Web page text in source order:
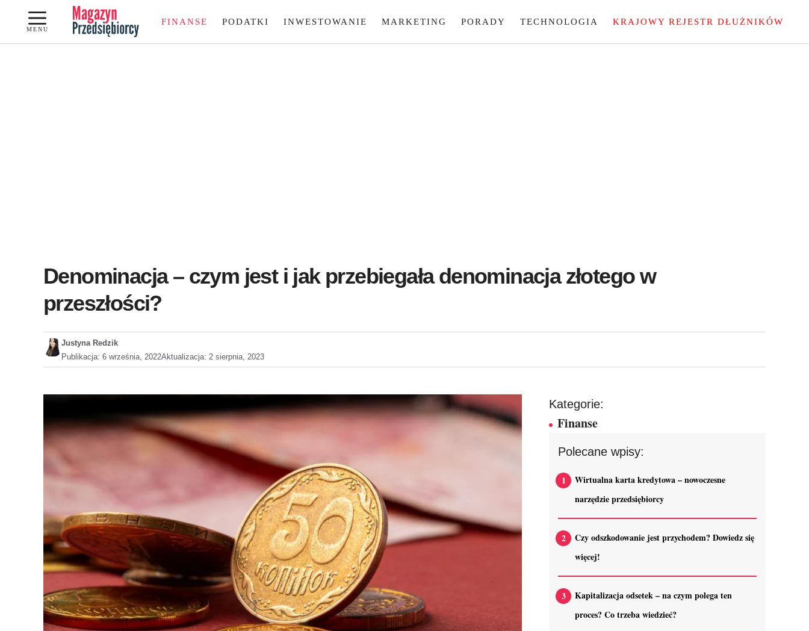
Przejdź
treści
MENU
FINANSE PODATKI INWESTOWANIE MARKETING PORADY TECHNOLOGIA KRAJOWY REJESTR DŁUŻNIKÓW
Denominacja – czym jest i jak przebiegała denominacja złotego w
przeszłości?
Justyna Redzik
Publikacja: 6 września, 2022Aktualizacja: 2 sierpnia, 2023
Kategorie:
Finanse
Polecane wpisy:
Wirtualna karta kredytowa – nowoczesne
narzędzie przedsiębiorcy
Czy odszkodowanie jest przychodem? Dowiedz się
więcej!
Kapitalizacja odsetek – na czym polega ten
proces? Co trzeba wiedzieć?